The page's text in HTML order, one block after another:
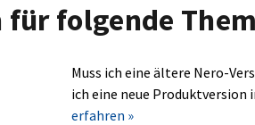
folgende
Muss ich eine ältere Nero-
ich eine neue Produktversion
erfahren »